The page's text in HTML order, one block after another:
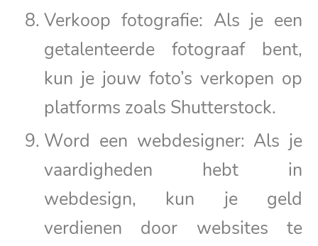
Verkoop fotografie: Als je een
getalenteerde fotograaf bent,
kun je jouw foto’s verkopen op
platforms zoals Shutterstock.
Word een webdesigner: Als je
vaardigheden hebt in
webdesign, kun je geld
verdienen door websites te